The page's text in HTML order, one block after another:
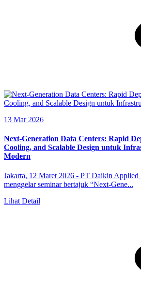
13 Mar 2026
Next-Generation Data Centers: Rapid
Cooling, and Scalable Design untuk
Modern
Jakarta, 12 Maret 2026 - PT Daikin Applied
menggelar seminar bertajuk “Next-Gene...
Lihat Detail